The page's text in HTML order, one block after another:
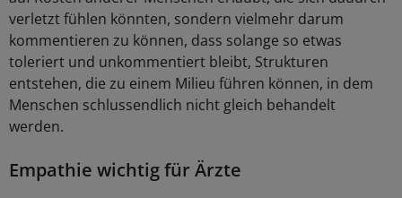
verletzt fühlen könnten, sondern vielmehr darum
kommentieren zu können, dass solange so etwas
toleriert und unkommentiert bleibt, Strukturen
entstehen, die zu einem Milieu führen können, in dem
Menschen schlussendlich nicht gleich behandelt
werden.
Empathie wichtig für Ärzte